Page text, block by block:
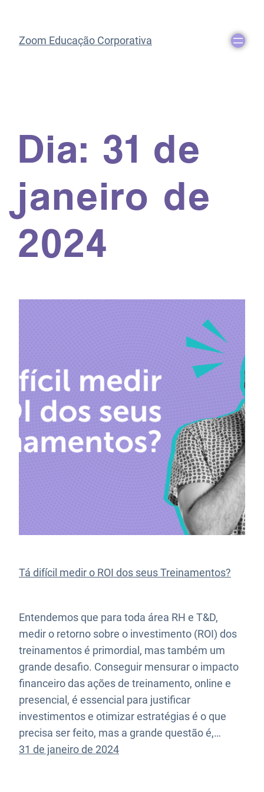
Zoom Educação Corporativa
Dia: 31 de
janeiro de
2024
Tá difícil medir o ROI dos seus Treinamentos?
Entendemos que para toda área RH e T&D,
medir o retorno sobre o investimento (ROI) dos
treinamentos é primordial, mas também um
grande desafio. Conseguir mensurar o impacto
financeiro das ações de treinamento, online e
presencial, é essencial para justificar
investimentos e otimizar estratégias é o que
precisa ser feito, mas a grande questão é,…
31 de janeiro de 2024